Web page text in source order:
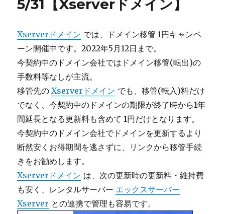
5/31【Xserverドメイン】
Xserverドメイン では、ドメイン移管 1円キャンペ
ーン開催中です。2022年5月12日まで。
今契約中のドメイン会社ではドメイン移管(転出)の
手数料等なしが主流。
移管先のXserverドメイン でも、移管(転入)料だけ
でなく、今契約中のドメインの期限が終了時から1年
間延長となる更新料も含めて 1円だけとなります。
今契約中のドメイン会社でドメインを更新するより
断然安くお得期間を逃さずに、リンクから移管手続
きをお勧めします。
Xserverドメイン は、次の更新時の更新料・維持費
も安く、レンタルサーバー エックスサーバー
Xserver との連携で管理も容易です。